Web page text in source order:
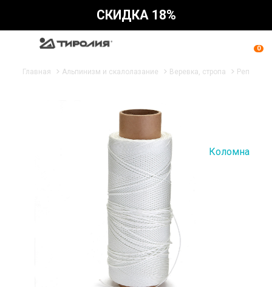
СКИДКА 18%
0
Главная Альпинизм и скалолазание Веревка, стропа Репшнур
Коломна